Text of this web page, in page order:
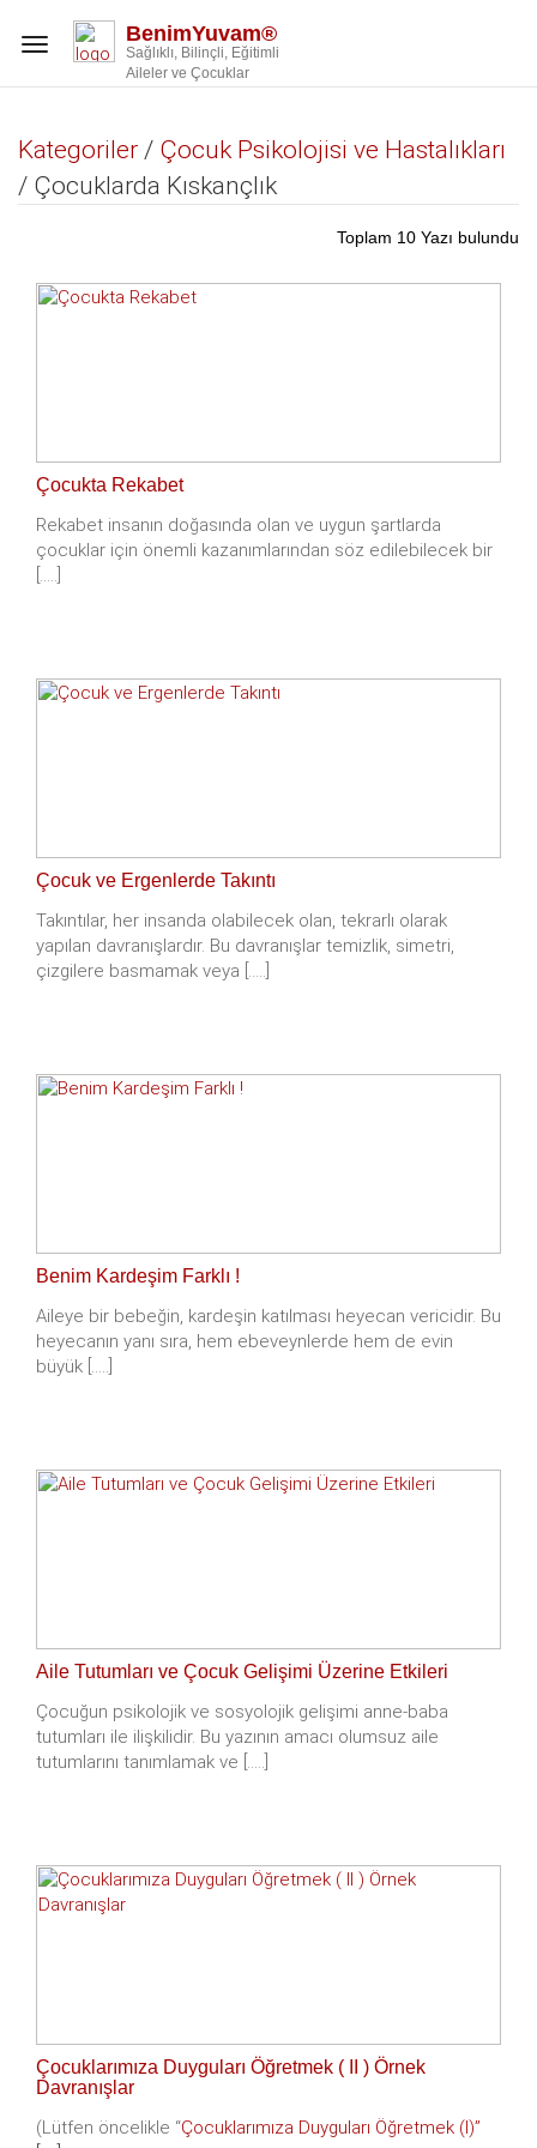
Toggle
BenimYuvam®
Sağlıklı, Bilinçli, Eğitimli
Aileler ve Çocuklar
Kategoriler / Çocuk Psikolojisi ve Hastalıkları
/ Çocuklarda Kıskançlık
Toplam 10 Yazı bulundu
Çocukta Rekabet
Rekabet insanın doğasında olan ve uygun şartlarda
çocuklar için önemli kazanımlarından söz edilebilecek bir
[.....]
Çocuk ve Ergenlerde Takıntı
Takıntılar, her insanda olabilecek olan, tekrarlı olarak
yapılan davranışlardır. Bu davranışlar temizlik, simetri,
çizgilere basmamak veya [.....]
Benim Kardeşim Farklı !
Aileye bir bebeğin, kardeşin katılması heyecan vericidir. Bu
heyecanın yanı sıra, hem ebeveynlerde hem de evin
büyük [.....]
Aile Tutumları ve Çocuk Gelişimi Üzerine Etkileri
Çocuğun psikolojik ve sosyolojik gelişimi anne-baba
tutumları ile ilişkilidir. Bu yazının amacı olumsuz aile
tutumlarını tanımlamak ve [.....]
Çocuklarımıza Duyguları Öğretmek ( II ) Örnek
Davranışlar
(Lütfen öncelikle “Çocuklarımıza Duyguları Öğretmek (I)”